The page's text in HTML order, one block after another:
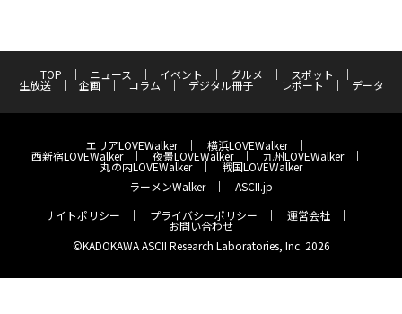
TOP ニュース イベント グルメ スポット
生放送 企画 コラム デジタル冊子 レポート データ
エリアLOVEWalker 横浜LOVEWalker
西新宿LOVEWalker 夜景LOVEWalker 九州LOVEWalker
丸の内LOVEWalker
戦国LOVEWalker
ラーメンWalker
ASCII.jp
サイトポリシー
プライバシーポリシー 運営会社
お問い合わせ
©KADOKAWA ASCII Research Laboratories, Inc. 2026